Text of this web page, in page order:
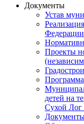
Документы
Устав
Федерации
Проекты
детей на
Сухой Лог